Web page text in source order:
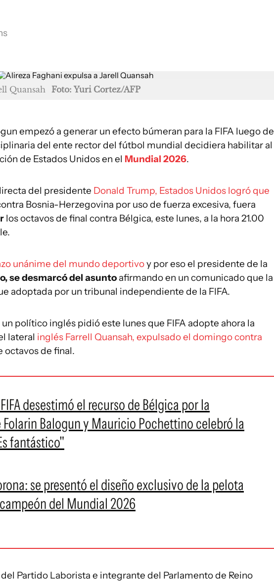
Quansah Foto: Yuri Cortez/AFP
empezó a generar un efecto búmeran para la FIFA luego de
del ente rector del fútbol mundial decidiera habilitar al
de Estados Unidos en el Mundial 2026.
del presidente Donald Trump, Estados Unidos logró que
Bosnia-Herzegovina por uso de fuerza excesiva, fuera
los octavos de final contra Bélgica, este lunes, a la hora 21.00
unánime del mundo deportivoy por eso el presidente de la
se desmarcó del asunto afirmando en un comunicado que la
adoptada por un tribunal independiente de la FIFA.
político inglés pidió este lunes que FIFA adopte ahora la
lateral inglés Farrell Quansah, expulsado el domingo contra
octavos de final.
desestimó el recurso de Bélgica por la
Balogun y Mauricio Pochettino celebró la
fantástico"
se presentó el diseño exclusivo de la pelota
del Mundial 2026
Partido Laborista e integrante del Parlamento de Reino